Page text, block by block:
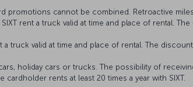
promotions cannot be combined. Retroactive
rent a truck valid at time and place of rental.
truck valid at time and place of rental. The
holiday cars or trucks. The possibility of
rents at least 20 times a year with SIXT.